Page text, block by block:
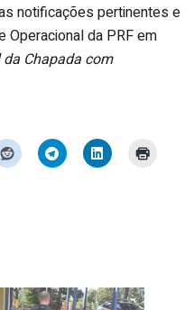
notificações pertinentes e
Operacional da PRF em
Chapada com